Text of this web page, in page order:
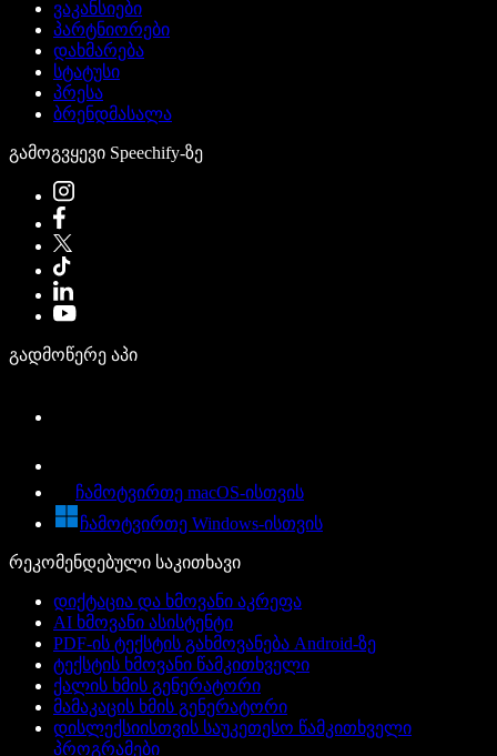
ვაკანსიები
პარტნიორები
დახმარება
სტატუსი
პრესა
ბრენდმასალა
გამოგვყევი Speechify-ზე
გადმოწერე აპი
ჩამოტვირთე macOS-ისთვის
ჩამოტვირთე Windows-ისთვის
რეკომენდებული საკითხავი
დიქტაცია და ხმოვანი აკრეფა
AI ხმოვანი ასისტენტი
PDF-ის ტექსტის გახმოვანება Android-ზე
ტექსტის ხმოვანი წამკითხველი
ქალის ხმის გენერატორი
მამაკაცის ხმის გენერატორი
დისლექსიისთვის საუკეთესო წამკითხველი
პროგრამები